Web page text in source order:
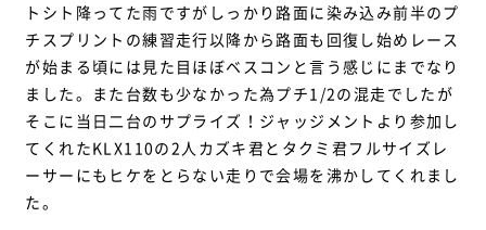
トシト降ってた雨ですがしっかり路面に染み込み前半のプ
チスプリントの練習走行以降から路面も回復し始めレース
が始まる頃には見た目ほぼベスコンと言う感じにまでなり
ました。また台数も少なかった為プチ1/2の混走でしたが
そこに当日二台のサプライズ！ジャッジメントより参加し
てくれたKLX110の2人カズキ君とタクミ君フルサイズレ
ーサーにもヒケをとらない走りで会場を沸かしてくれまし
た。